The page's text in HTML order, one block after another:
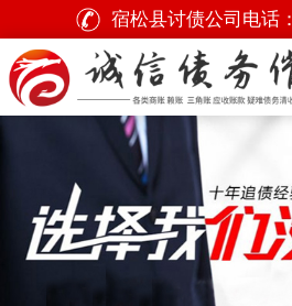
宿松县讨债公司电话：